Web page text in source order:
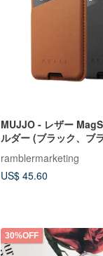
MUJJO - レザー
ルダー (ブラック、ブ
ramblermarketing
US$ 45.60
30%OFF